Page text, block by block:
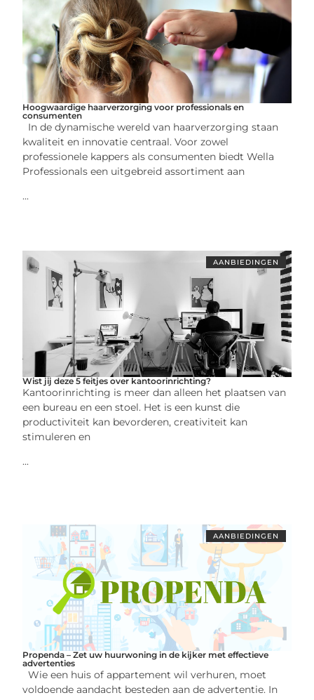
Hoogwaardige haarverzorging voor professionals en
consumenten
In de dynamische wereld van haarverzorging staan
kwaliteit en innovatie centraal. Voor zowel
professionele kappers als consumenten biedt Wella
Professionals een uitgebreid assortiment aan
...
AANBIEDINGEN
Wist jij deze 5 feitjes over kantoorinrichting?
Kantoorinrichting is meer dan alleen het plaatsen van
een bureau en een stoel. Het is een kunst die
productiviteit kan bevorderen, creativiteit kan
stimuleren en
...
AANBIEDINGEN
Propenda – Zet uw huurwoning in de kijker met effectieve
advertenties
Wie een huis of appartement wil verhuren, moet
voldoende aandacht besteden aan de advertentie. In